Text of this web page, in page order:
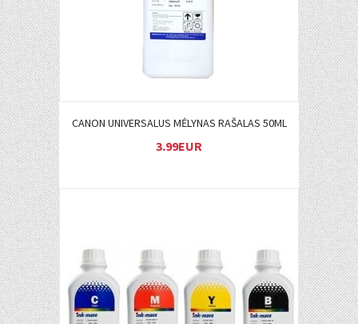
CANON UNIVERSALUS MĖLYNAS RAŠALAS 50ML
3.99EUR
Į KREPŠELĮ